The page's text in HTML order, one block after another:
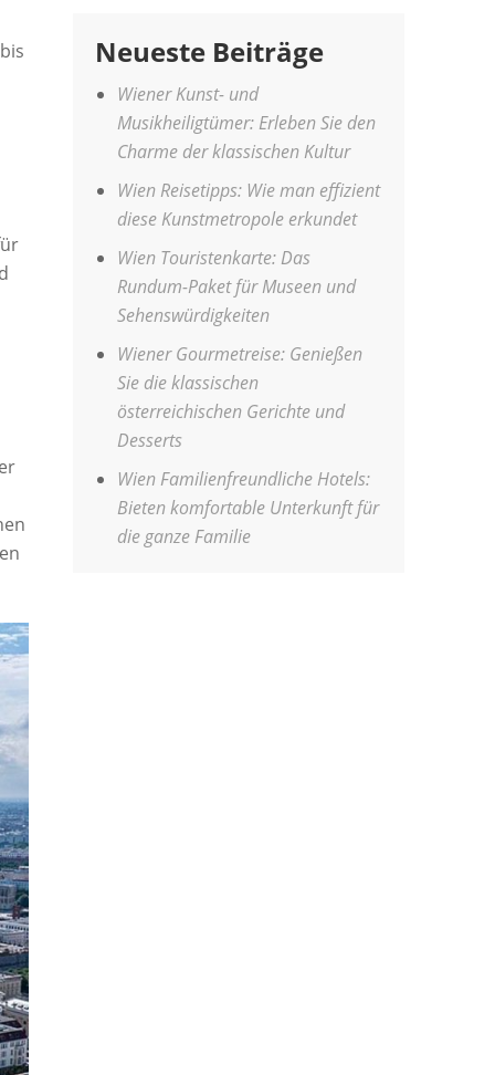
Neueste Beiträge
Wiener Kunst- und
Musikheiligtümer: Erleben Sie den
Charme der klassischen Kultur
Wien Reisetipps: Wie man effizient
diese Kunstmetropole erkundet
Wien Touristenkarte: Das
Rundum-Paket für Museen und
Sehenswürdigkeiten
Wiener Gourmetreise: Genießen
Sie die klassischen
österreichischen Gerichte und
Desserts
Wien Familienfreundliche Hotels:
Bieten komfortable Unterkunft für
die ganze Familie